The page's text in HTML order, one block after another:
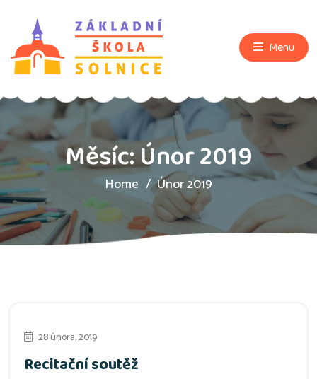
Menu
Měsíc:Únor 2019
Home Únor 2019
28 února, 2019
Recitační soutěž